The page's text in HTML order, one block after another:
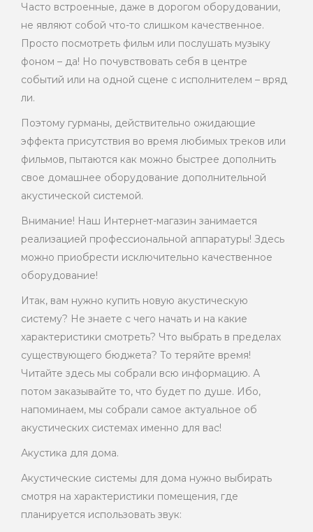
Часто встроенные, даже в дорогом оборудовании,
не являют собой что-то слишком качественное.
Просто посмотреть фильм или послушать музыку
фоном – да! Но почувствовать себя в центре
событий или на одной сцене с исполнителем – вряд
ли.
Поэтому гурманы, действительно ожидающие
эффекта присутствия во время любимых треков или
фильмов, пытаются как можно быстрее дополнить
свое домашнее оборудование дополнительной
акустической системой.
Внимание! Наш Интернет-магазин занимается
реализацией профессиональной аппаратуры! Здесь
можно приобрести исключительно качественное
оборудование!
Итак, вам нужно купить новую акустическую
систему? Не знаете с чего начать и на какие
характеристики смотреть? Что выбрать в пределах
существующего бюджета? То теряйте время!
Читайте здесь мы собрали всю информацию. А
потом заказывайте то, что будет по душе. Ибо,
напоминаем, мы собрали самое актуальное об
акустических системах именно для вас!
Акустика для дома.
Акустические системы для дома нужно выбирать
смотря на характеристики помещения, где
планируется использовать звук: